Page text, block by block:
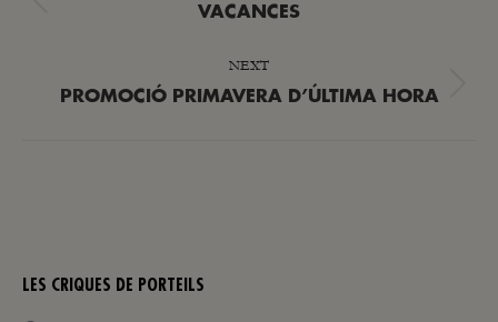
Previous
VACANCES
NEXT
Next
PROMOCIÓ PRIMAVERA D’ÚLTIMA HORA
LES CRIQUES DE PORTEILS